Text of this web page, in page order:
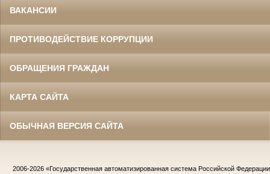
ВАКАНСИИ
ПРОТИВОДЕЙСТВИЕ КОРРУПЦИИ
ОБРАЩЕНИЯ ГРАЖДАН
КАРТА САЙТА
ОБЫЧНАЯ ВЕРСИЯ САЙТА
2006-2026 «Государственная автоматизированная система Российской